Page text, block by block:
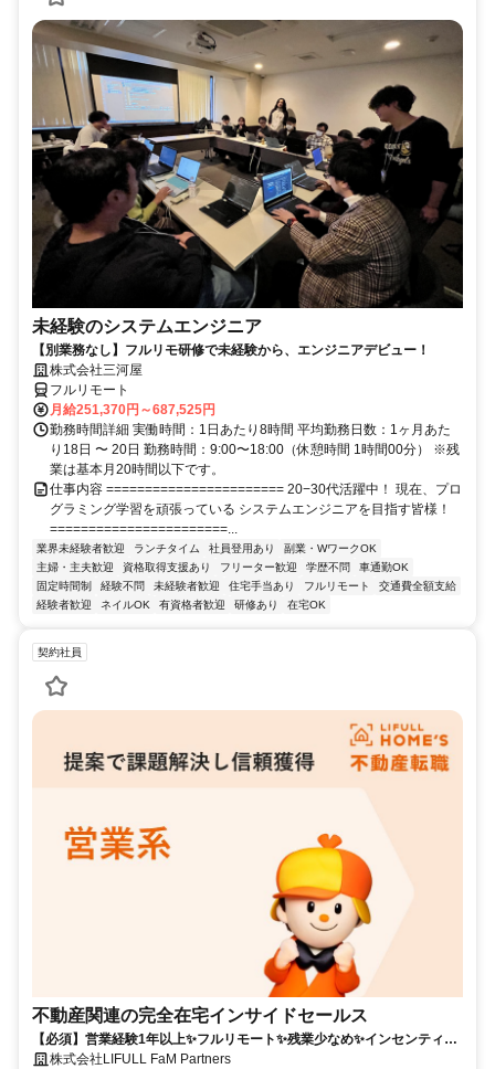
未経験のシステムエンジニア
【別業務なし】フルリモ研修で未経験から、エンジニアデビュー！
株式会社三河屋
フルリモート
月給251,370円～687,525円
勤務時間詳細 実働時間：1日あたり8時間 平均勤務日数：1ヶ月あた
り18日 〜 20日 勤務時間：9:00〜18:00（休憩時間 1時間00分） ※残
業は基本月20時間以下です。
仕事内容 ======================= 20−30代活躍中！ 現在、プロ
グラミング学習を頑張っている システムエンジニアを目指す皆様！
=======================...
業界未経験者歓迎 ランチタイム 社員登用あり
副業・WワークOK
主婦・主夫歓迎
資格取得支援あり フリーター歓迎 学歴不問
車通勤OK
固定時間制
経験不問 未経験者歓迎 住宅手当あり フルリモート
交通費全額支給
経験者歓迎
ネイルOK 有資格者歓迎 研修あり 在宅OK
契約社員
不動産関連の完全在宅インサイドセールス
【必須】営業経験1年以上✨フルリモート✨残業少なめ✨インセンティブ
有 株式会社LIFULL FaM Partners